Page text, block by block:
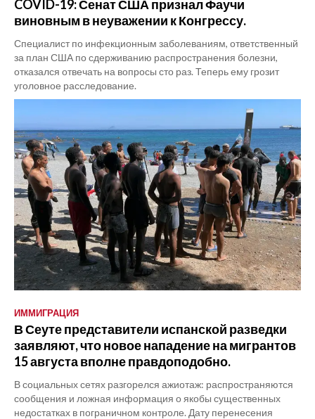
COVID-19: Сенат США признал Фаучи
виновным в неуважении к Конгрессу.
Специалист по инфекционным заболеваниям, ответственный
за план США по сдерживанию распространения болезни,
отказался отвечать на вопросы сто раз. Теперь ему грозит
уголовное расследование.
ИММИГРАЦИЯ
В Сеуте представители испанской разведки
заявляют, что новое нападение на мигрантов
15 августа вполне правдоподобно.
В социальных сетях разгорелся ажиотаж: распространяются
сообщения и ложная информация о якобы существенных
недостатках в пограничном контроле. Дату перенесения